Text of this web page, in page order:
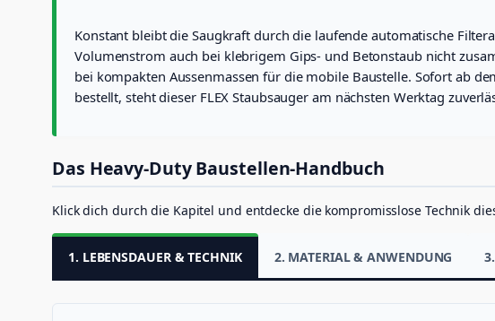
Konstant bleibt die Saugkraft durch die laufende automatische
Volumenstrom auch bei klebrigem Gips- und Betonstaub nicht
bei kompakten Aussenmassen für die mobile Baustelle. Sofort ab
bestellt, steht dieser FLEX Staubsauger am nächsten Werktag
Das Heavy-Duty Baustellen-Handbuch
Klick dich durch die Kapitel und entdecke die kompromisslose Technik
1. LEBENSDAUER & TECHNIK 2. MATERIAL & ANWENDUNG